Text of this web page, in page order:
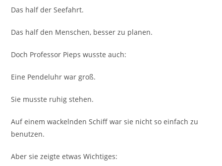
Das half der Seefahrt.
Das half den Menschen, besser zu planen.
Doch Professor Pieps wusste auch:
Eine Pendeluhr war groß.
Sie musste ruhig stehen.
Auf einem wackelnden Schiff war sie nicht so einfach zu
benutzen.
Aber sie zeigte etwas Wichtiges: